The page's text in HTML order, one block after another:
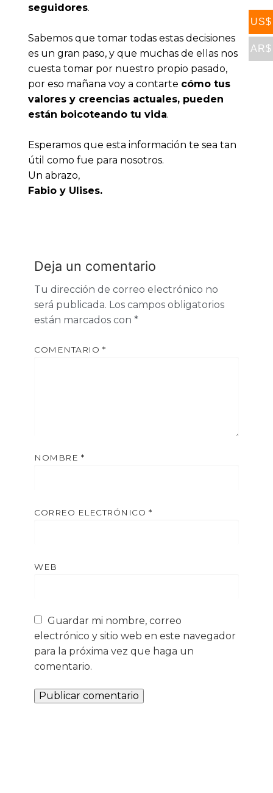
seguidores.
Sabemos que tomar todas estas decisiones
es un gran paso, y que muchas de ellas nos
cuesta tomar por nuestro propio pasado,
por eso mañana voy a contarte cómo tus
valores y creencias actuales, pueden
están boicoteando tu vida.
Esperamos que esta información te sea tan
útil como fue para nosotros.
Un abrazo,
Fabio y Ulises.
Deja un comentario
Tu dirección de correo electrónico no
será publicada. Los campos obligatorios
están marcados con *
COMENTARIO *
NOMBRE *
CORREO ELECTRÓNICO *
WEB
Guardar mi nombre, correo
electrónico y sitio web en este navegador
para la próxima vez que haga un
comentario.
US$
AR$